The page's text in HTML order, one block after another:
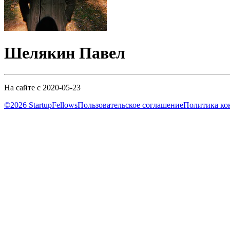
Шелякин Павел
На сайте с 2020-05-23
©2026 StartupFellowsПользовательское соглашениеПолитика